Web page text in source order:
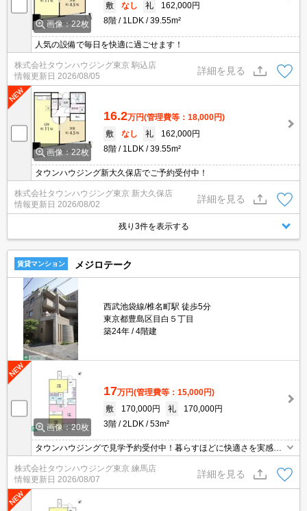
画像：22枚
敷
なし 礼
162,000円
8階
1LDK 39.55m²
人気の設備で毎日を快適に過ごせます！
株式会社タウンハウジング東京 駒込店
情報更新日 2026/08/05
詳細を見る
画像：22枚
16.2万円(管理費等：18,000円)
敷
なし 礼
162,000円
8階
1LDK 39.55m²
タウンハウジング新大久保店でご予約受付中！
株式会社タウンハウジング東京 新大久保店
情報更新日 2026/08/02
詳細を見る
残り3件を表示する
賃貸マンション メジロテーク
西武池袋線/椎名町駅 徒歩5分
東京都豊島区目白５丁目
築24年
4階建
画像：20枚
17万円(管理費等：15,000円)
敷
170,000円 礼
170,000円
3階
2LDK 53m²
タウンハウジングで見学予約受付中！暮らすほどに快適さを実感で
きる設備仕様！駅前商業施設の多さ！日常の買い物に便利！
株式会社タウンハウジング東京 練馬店
情報更新日 2026/08/07
詳細を見る